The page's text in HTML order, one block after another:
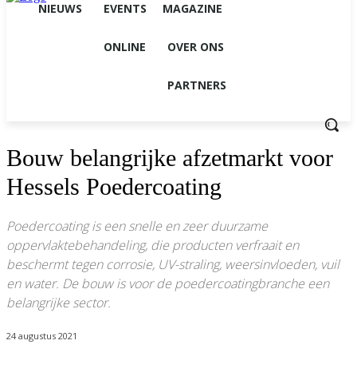
NIEUWS EVENTS MAGAZINE
ONLINE OVER ONS
PARTNERS
Bouw belangrijke afzetmarkt voor
Hessels Poedercoating
Poedercoating is een snelle en zeer duurzame
oppervlaktebehandeling, die producten verfraait en
beschermt tegen corrosie, UV-straling, weersinvloeden, vuil
en water. De bouw is voor de poedercoatingbranche een
belangrijke sector.
24 augustus 2021